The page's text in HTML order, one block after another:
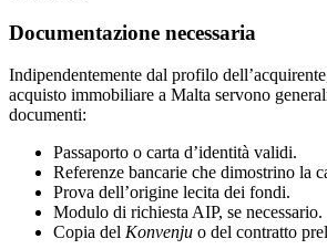
Documentazione necessaria
Indipendentemente dal profilo
acquisto immobiliare a Malta servono
documenti:
Passaporto o carta d’identità validi.
Referenze bancarie che dimostrino la
Prova dell’origine lecita dei fondi.
Modulo di richiesta AIP, se necessario.
Copia del Konvenju o del contratto